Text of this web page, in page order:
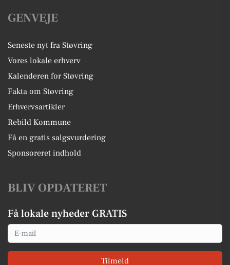
GENVEJE
Seneste nyt fra Støvring
Vores lokale erhverv
Kalenderen for Støvring
Fakta om Støvring
Erhvervsartikler
Rebild Kommune
Få en gratis salgsvurdering
Sponsoreret indhold
BLIV OPDATERET
Få lokale nyheder GRATIS
Email
Tilmeld